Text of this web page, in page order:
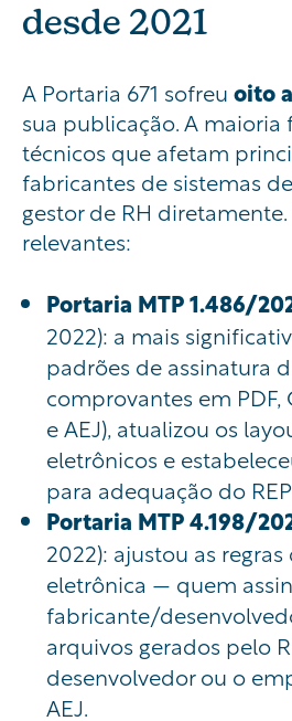
desde 2021
A Portaria 671 sofreu oito
sua publicação. A maioria
técnicos que afetam
fabricantes de sistemas
gestor de RH
relevantes:
Portaria MTP 1.486/
2022): a mais
padrões de assinatura
comprovantes em PDF,
e AEJ), atualizou os
eletrônicos e
para adequação do
Portaria MTP 4.198/
2022): ajustou as
eletrônica — quem
fabricante/
arquivos gerados pelo
desenvolvedor ou o
AEJ.